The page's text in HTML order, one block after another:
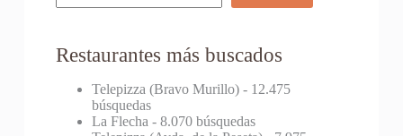
Restaurantes más buscados
Telepizza (Bravo Murillo)- 12.475
búsquedas
La Flecha - 8.070 búsquedas